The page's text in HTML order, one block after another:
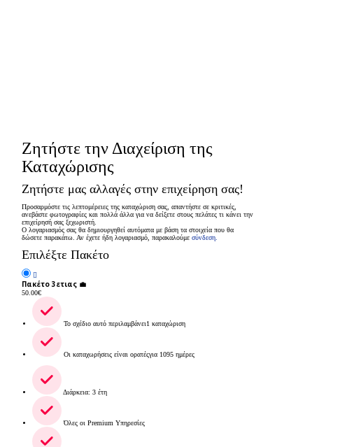
Ζητήστε την Διαχείριση της
Καταχώρισης
Ζητήστε μας αλλαγές στην επιχείρηση σας!
Προσαρμόστε τις λεπτομέρειες της καταχώριση σας, απαντήστε σε κριτικές,
ανεβάστε φωτογραφίες και πολλά άλλα για να δείξετε στους πελάτες τι κάνει την
επιχείρησή σας ξεχωριστή.
Ο λογαριασμός σας θα δημιουργηθεί αυτόματα με βάση τα στοιχεία που θα
δώσετε παρακάτω. Αν έχετε ήδη λογαριασμό, παρακαλούμε σύνδεση.
Επιλέξτε Πακέτο
Πακέτο 3ετιας 💼
50.00€
Το σχέδιο αυτό περιλαμβάνει1 καταχώριση
Οι καταχωρήσεις είναι ορατέςγια 1095 ημέρες
Διάρκεια: 3 έτη
Όλες οι Premium Υπηρεσίες